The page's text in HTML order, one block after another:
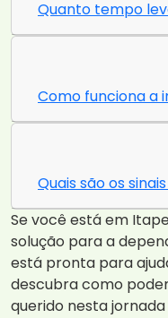
Quanto tempo
Como funciona a
Quais são os
Se você está em
solução para a
está pronta para
descubra como
querido nesta